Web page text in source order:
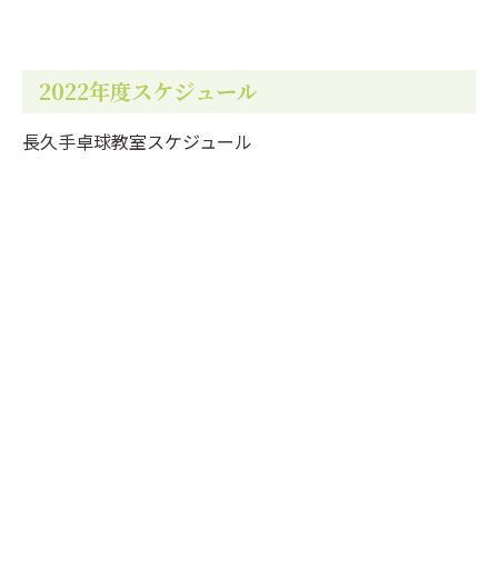
2022年度スケジュール
長久手卓球教室スケジュール